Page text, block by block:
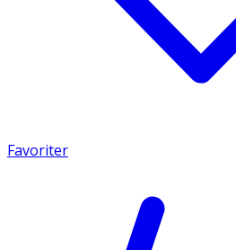
Favoriter